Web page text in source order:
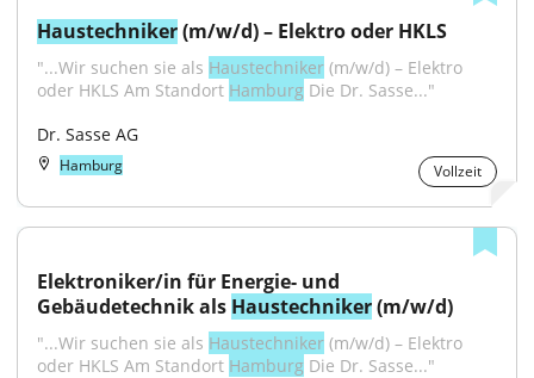
Haustechniker (m/w/d) – Elektro oder HKLS
"...Wir suchen sie als Haustechniker (m/w/d) – Elektro
oder HKLS Am Standort Hamburg Die Dr. Sasse..."
Dr. Sasse AG
Hamburg Vollzeit
Elektroniker/in für Energie- und
Gebäudetechnik als Haustechniker (m/w/d)
"...Wir suchen sie als Haustechniker (m/w/d) – Elektro
oder HKLS Am Standort Hamburg Die Dr. Sasse..."